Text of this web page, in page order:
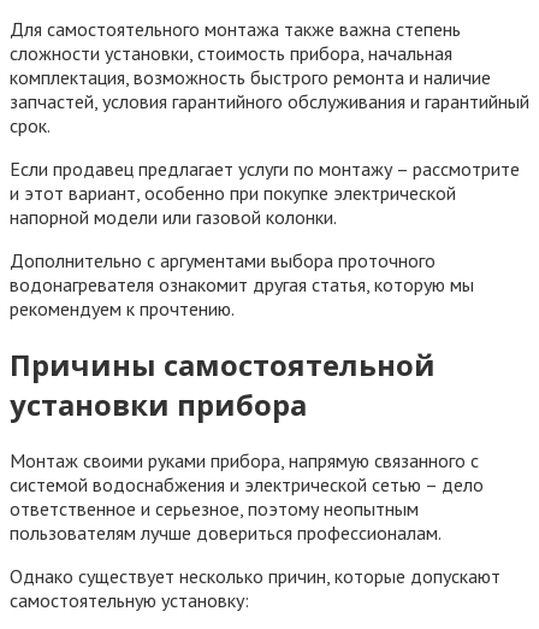
Для самостоятельного монтажа также важна степень
сложности установки, стоимость прибора, начальная
комплектация, возможность быстрого ремонта и наличие
запчастей, условия гарантийного обслуживания и гарантийный
срок.
Если продавец предлагает услуги по монтажу – рассмотрите
и этот вариант, особенно при покупке электрической
напорной модели или газовой колонки.
Дополнительно с аргументами выбора проточного
водонагревателя ознакомит другая статья, которую мы
рекомендуем к прочтению.
Причины самостоятельной
установки прибора
Монтаж своими руками прибора, напрямую связанного с
системой водоснабжения и электрической сетью – дело
ответственное и серьезное, поэтому неопытным
пользователям лучше довериться профессионалам.
Однако существует несколько причин, которые допускают
самостоятельную установку: